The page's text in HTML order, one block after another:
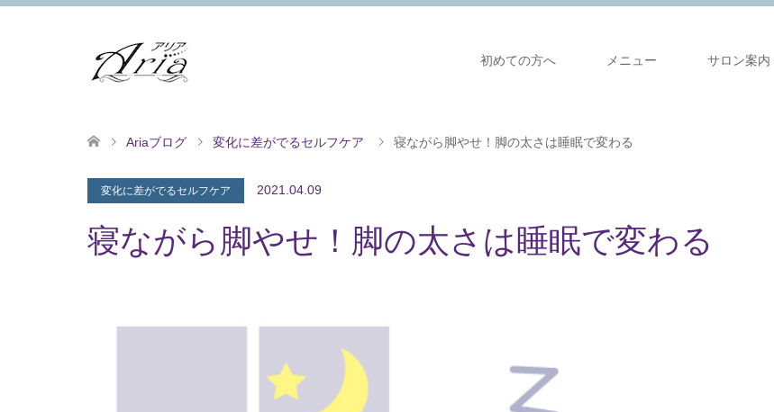
初めての方へ メニュー サロン案内
Ariaブログ 変化に差がでるセルフケア 寝ながら脚やせ！脚の太さは睡眠で変わる
変化に差がでるセルフケア 2021.04.09
寝ながら脚やせ！脚の太さは睡眠で変わる